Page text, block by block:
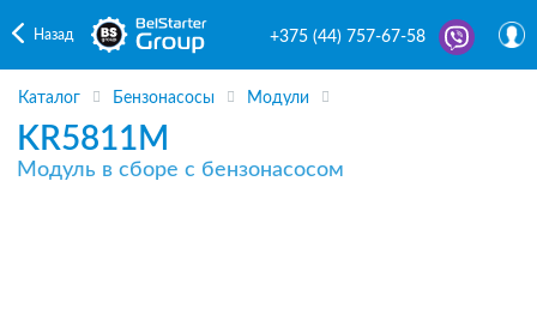
Назад +375 (44) 757-67-58
Каталог Бензонасосы Модули
KR5811M
Модуль в сборе с бензонасосом